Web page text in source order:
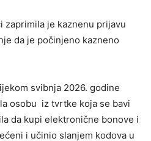
zaprimila je kaznenu prijavu
da je počinjeno kazneno
svibnja 2026. godine
osobu iz tvrtke koja se bavi
da kupi elektronične bonove i
i učinio slanjem kodova u